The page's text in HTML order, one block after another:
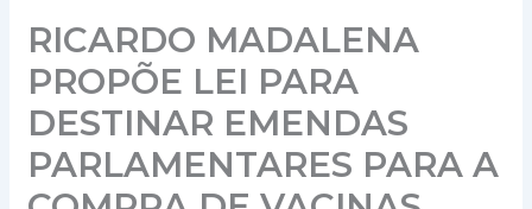
RICARDO MADALENA
PROPÕE LEI PARA
DESTINAR EMENDAS
PARLAMENTARES PARA A